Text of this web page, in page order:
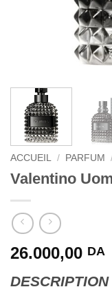
ACCUEIL / PARFUM
Valentino
26.000,00 DA
DESCRIPTION